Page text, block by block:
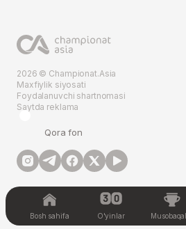
2026 © Championat.Asia
Maxfiylik siyosati
Foydalanuvchi shartnomasi
Saytda reklama
Qora fon
Bosh sahifa O'yinlar